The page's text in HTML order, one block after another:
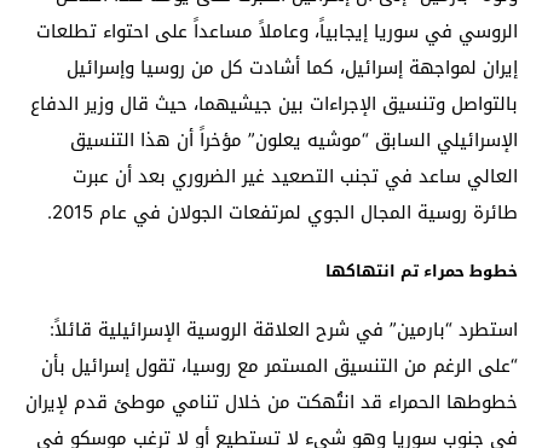
الروسي في سوريا إيجابياً، وعاملاً مساعداً على احتواء تطلعات
إيران لمواجهة إسرائيل، كما أشادت كل من روسيا وإسرائيل
بالتواصل وتنسيق الإجراءات بين جيشيهما، حيث قال وزير الدفاع
الإسرائيلي السابق “موشيه يعلون” مؤخراً أن هذا التنسيق
العالي ساعد في تجنب التصعيد غير الضروري بعد أن عبرت
طائرة روسية المجال الجوي لمرتفعات الجولان في عام 2015.
خطوط حمراء تم انتهاكها
استطرد “بارمين” في شرح العلاقة الروسية الإسرائيلية قائلاً:
“على الرغم من التنسيق المستمر مع روسيا، تقول إسرائيل بأن
خطوطها الحمراء قد انتُهكت من خلال تنامي موطئ قدم لإيران
في جنوب سوريا وهو شيء لا تستطيع أو لا ترغب موسكو في